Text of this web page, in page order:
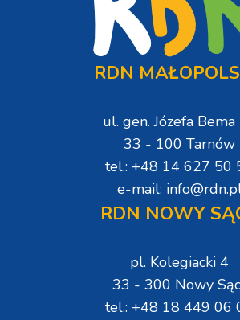
RDN
ul. gen. Józefa Bema
33 - 100 Tarnów
tel.: +48 14 627 50
e-mail:
RDN NOWY
pl. Kolegiacki 4
33 - 300 Nowy
tel.: +48 18 449 06